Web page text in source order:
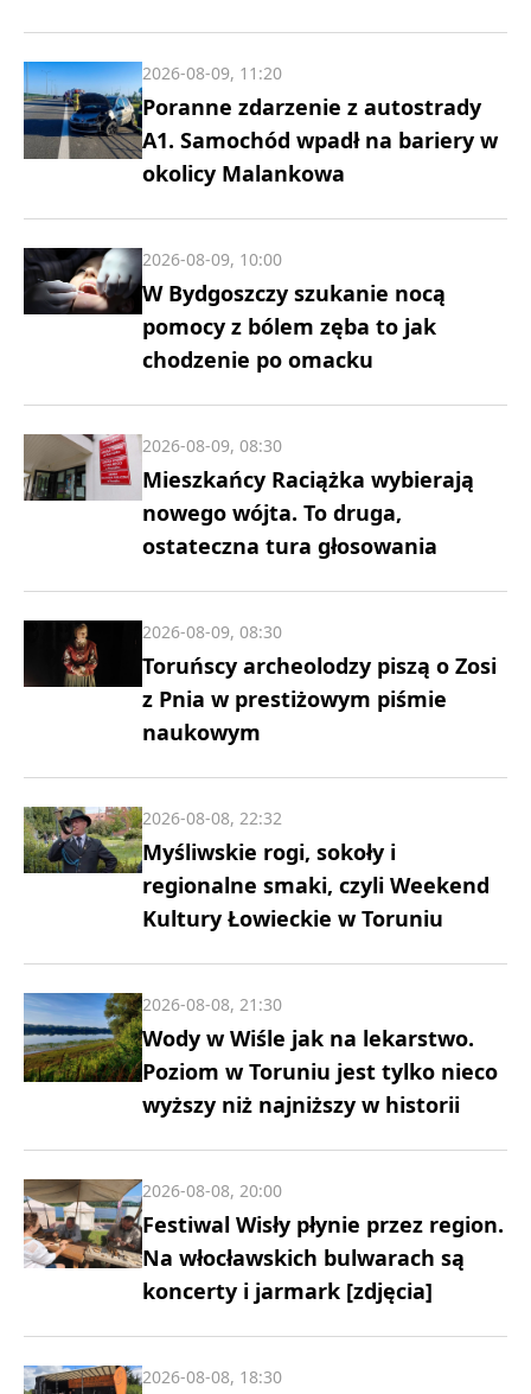
Poranne zdarzenie z autostrady
A1. Samochód wpadł na bariery w
okolicy Malankowa
2026-08-09, 11:20
W Bydgoszczy szukanie nocą
pomocy z bólem zęba to jak
chodzenie po omacku
2026-08-09, 10:00
Mieszkańcy Raciążka wybierają
nowego wójta. To druga,
ostateczna tura głosowania
2026-08-09, 08:30
Toruńscy archeolodzy piszą o Zosi
z Pnia w prestiżowym piśmie
naukowym
2026-08-09, 08:30
Myśliwskie rogi, sokoły i
regionalne smaki, czyli Weekend
Kultury Łowieckie w Toruniu
2026-08-08, 22:32
Wody w Wiśle jak na lekarstwo.
Poziom w Toruniu jest tylko nieco
wyższy niż najniższy w historii
2026-08-08, 21:30
Festiwal Wisły płynie przez region.
Na włocławskich bulwarach są
koncerty i jarmark [zdjęcia]
2026-08-08, 20:00
2026-08-08, 18:30